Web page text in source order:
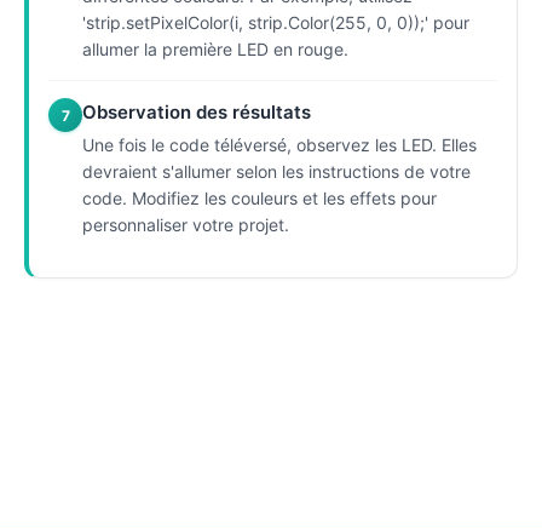
'strip.setPixelColor(i, strip.Color(255, 0, 0));' pour
allumer la première LED en rouge.
7 Observation des résultats
Une fois le code téléversé, observez les LED. Elles
devraient s'allumer selon les instructions de votre
code. Modifiez les couleurs et les effets pour
personnaliser votre projet.